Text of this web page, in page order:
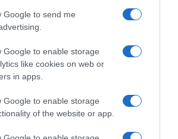
Google to send me
Google to enable storage
like cookies on web or
in apps.
Google to enable storage
of the website or app.
Papua Nova Guiné